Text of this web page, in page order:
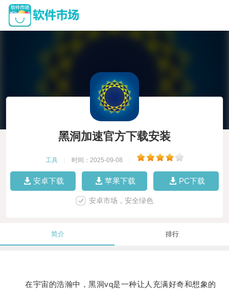
黑洞加速官方下载安装
工具 时间：2025-09-08
安卓下载 苹果下载 PC下载
安卓市场，安全绿色
简介 排行
在宇宙的浩瀚中，黑洞vq是一种让人充满好奇和想象的